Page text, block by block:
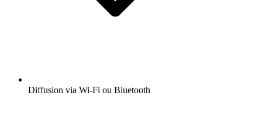
Diffusion via Wi-Fi ou Bluetooth